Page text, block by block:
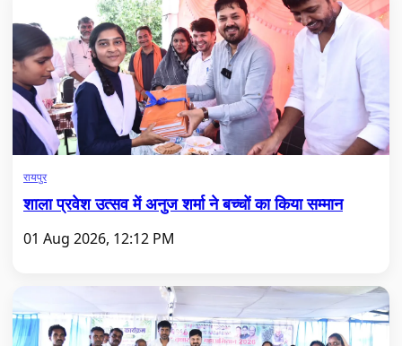
रायपुर
शाला प्रवेश उत्सव में अनुज शर्मा ने बच्चों का किया सम्मान
01 Aug 2026, 12:12 PM